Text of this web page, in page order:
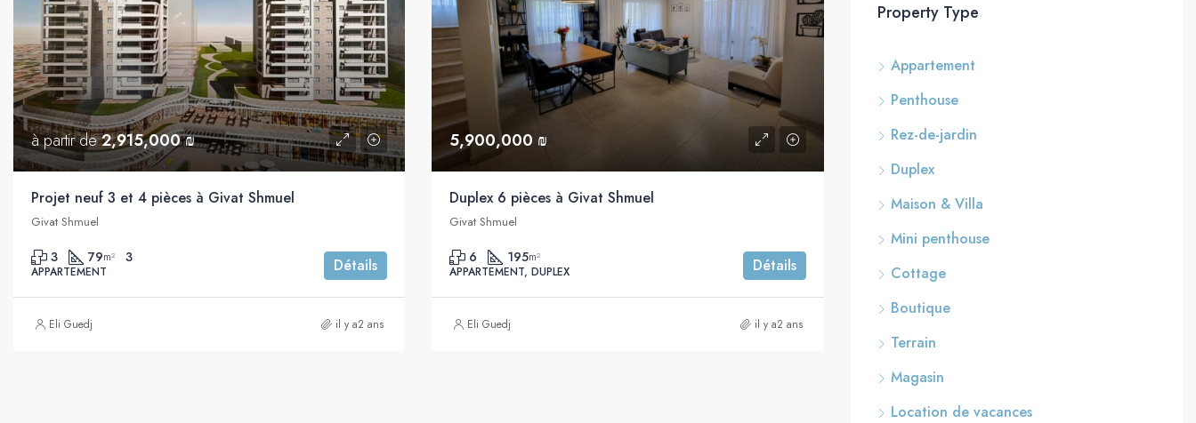
à partir de2,915,000 ₪
Projet neuf 3 et 4 pièces à Givat Shmuel
Givat Shmuel
3 79m² 3
APPARTEMENT Détails
Eli Guedj il y a2 ans
5,900,000 ₪
Duplex 6 pièces à Givat Shmuel
Givat Shmuel
6 195m²
APPARTEMENT, DUPLEX
Détails
Eli Guedj il y a2 ans
Property Type
Appartement
Penthouse
Rez-de-jardin
Duplex
Maison & Villa
Mini penthouse
Cottage
Boutique
Terrain
Magasin
Location de vacances